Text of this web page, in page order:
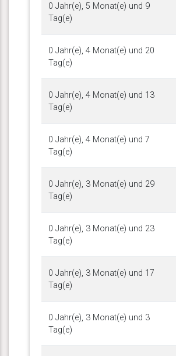
0 Jahr(e), 5 Monat(e) und 9
Tag(e)
0 Jahr(e), 4 Monat(e) und 20
Tag(e)
0 Jahr(e), 4 Monat(e) und 13
Tag(e)
0 Jahr(e), 4 Monat(e) und 7
Tag(e)
0 Jahr(e), 3 Monat(e) und 29
Tag(e)
0 Jahr(e), 3 Monat(e) und 23
Tag(e)
0 Jahr(e), 3 Monat(e) und 17
Tag(e)
0 Jahr(e), 3 Monat(e) und 3
Tag(e)